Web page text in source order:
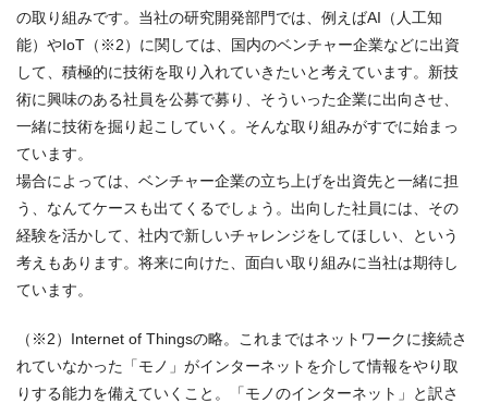
の取り組みです。当社の研究開発部門では、例えばAI（人工知
能）やIoT（※2）に関しては、国内のベンチャー企業などに出資
して、積極的に技術を取り入れていきたいと考えています。新技
術に興味のある社員を公募で募り、そういった企業に出向させ、
一緒に技術を掘り起こしていく。そんな取り組みがすでに始まっ
ています。
場合によっては、ベンチャー企業の立ち上げを出資先と一緒に担
う、なんてケースも出てくるでしょう。出向した社員には、その
経験を活かして、社内で新しいチャレンジをしてほしい、という
考えもあります。将来に向けた、面白い取り組みに当社は期待し
ています。
（※2）Internet of Thingsの略。これまではネットワークに接続さ
れていなかった「モノ」がインターネットを介して情報をやり取
りする能力を備えていくこと。「モノのインターネット」と訳さ